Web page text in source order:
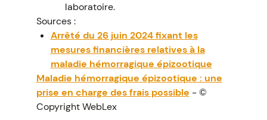
laboratoire.
Sources :
Arrêté du 26 juin 2024 fixant les
mesures financières relatives à la
maladie hémorragique épizootique
Maladie hémorragique épizootique : une
prise en charge des frais possible - ©
Copyright WebLex